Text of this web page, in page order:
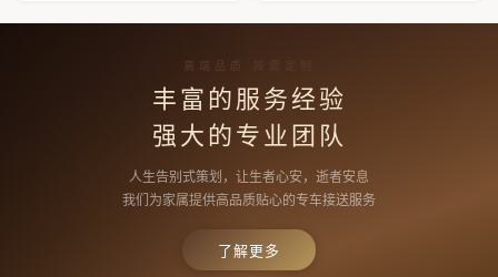
高端品质 按需定制
丰富的服务经验
强大的专业团队
人生告别式策划，让生者心安，逝者安息
我们为家属提供高品质贴心的专车接送服务
了解更多